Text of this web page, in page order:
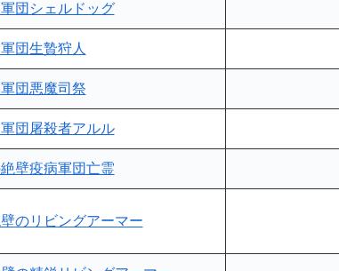
団シェルドッグ
団生贄狩人
団悪魔司祭
団屠殺者アルル
壁疫病軍団亡霊
のリビングアーマー